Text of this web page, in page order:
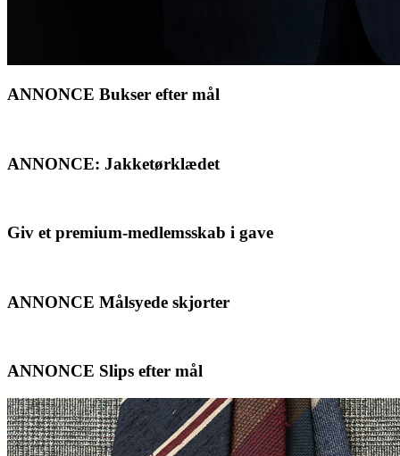
ANNONCE Bukser efter mål
ANNONCE: Jakketørklædet
Giv et premium-medlemsskab i gave
ANNONCE Målsyede skjorter
ANNONCE Slips efter mål